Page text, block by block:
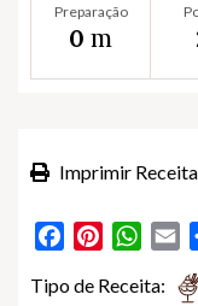
Preparação
0 m
Imprimir Receita
FacebookPinterest
Tipo de Receita: